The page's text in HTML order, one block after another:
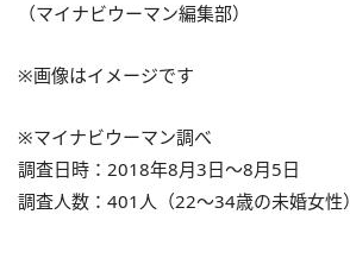
（マイナビウーマン編集部）
※画像はイメージです
※マイナビウーマン調べ
調査日時：2018年8月3日～8月5日
調査人数：401人（22～34歳の未婚女性）